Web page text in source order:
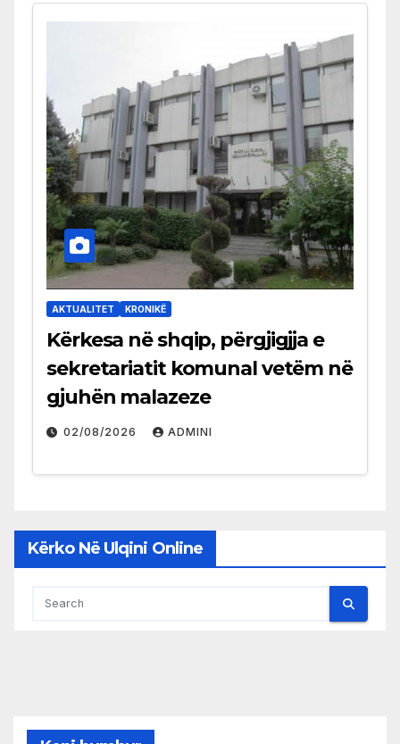
AKTUALITET KRONIKË
Kërkesa në shqip, përgjigjja e
sekretariatit komunal vetëm në
gjuhën malazeze
02/08/2026 ADMINI
Kërko Në Ulqini Online